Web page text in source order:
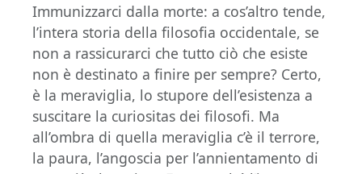
Immunizzarci dalla morte: a cos’altro tende,
l’intera storia della filosofia occidentale, se
non a rassicurarci che tutto ciò che esiste
non è destinato a finire per sempre? Certo,
è la meraviglia, lo stupore dell’esistenza a
suscitare la curiositas dei filosofi. Ma
all’ombra di quella meraviglia c’è il terrore,
la paura, l’angoscia per l’annientamento di